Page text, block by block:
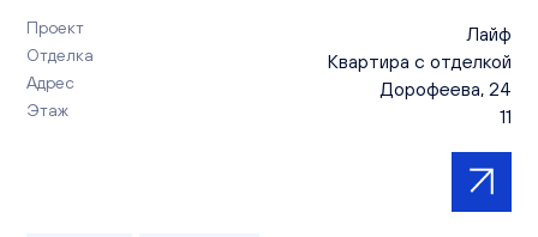
Проект Лайф
Отделка Квартира с отделкой
Адрес Дорофеева, 24
Этаж 11